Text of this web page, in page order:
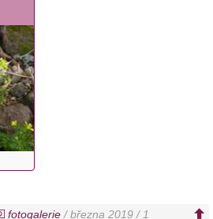
fotogalerie / března 2019 / 1